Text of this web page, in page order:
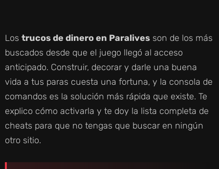
Los trucos de dinero en Paralives son de los más
buscados desde que el juego llegó al acceso
anticipado. Construir, decorar y darle una buena
vida a tus paras cuesta una fortuna, y la consola de
comandos es la solución más rápida que existe. Te
explico cómo activarla y te doy la lista completa de
cheats para que no tengas que buscar en ningún
otro sitio.